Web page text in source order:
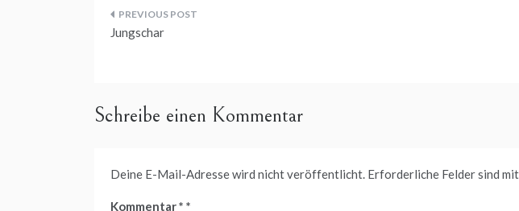
Beitragsnavigation
Jungschar
Schreibe einen Kommentar
Deine E-Mail-Adresse wird nicht veröffentlicht. Erforderliche Felder sind mit
Kommentar*